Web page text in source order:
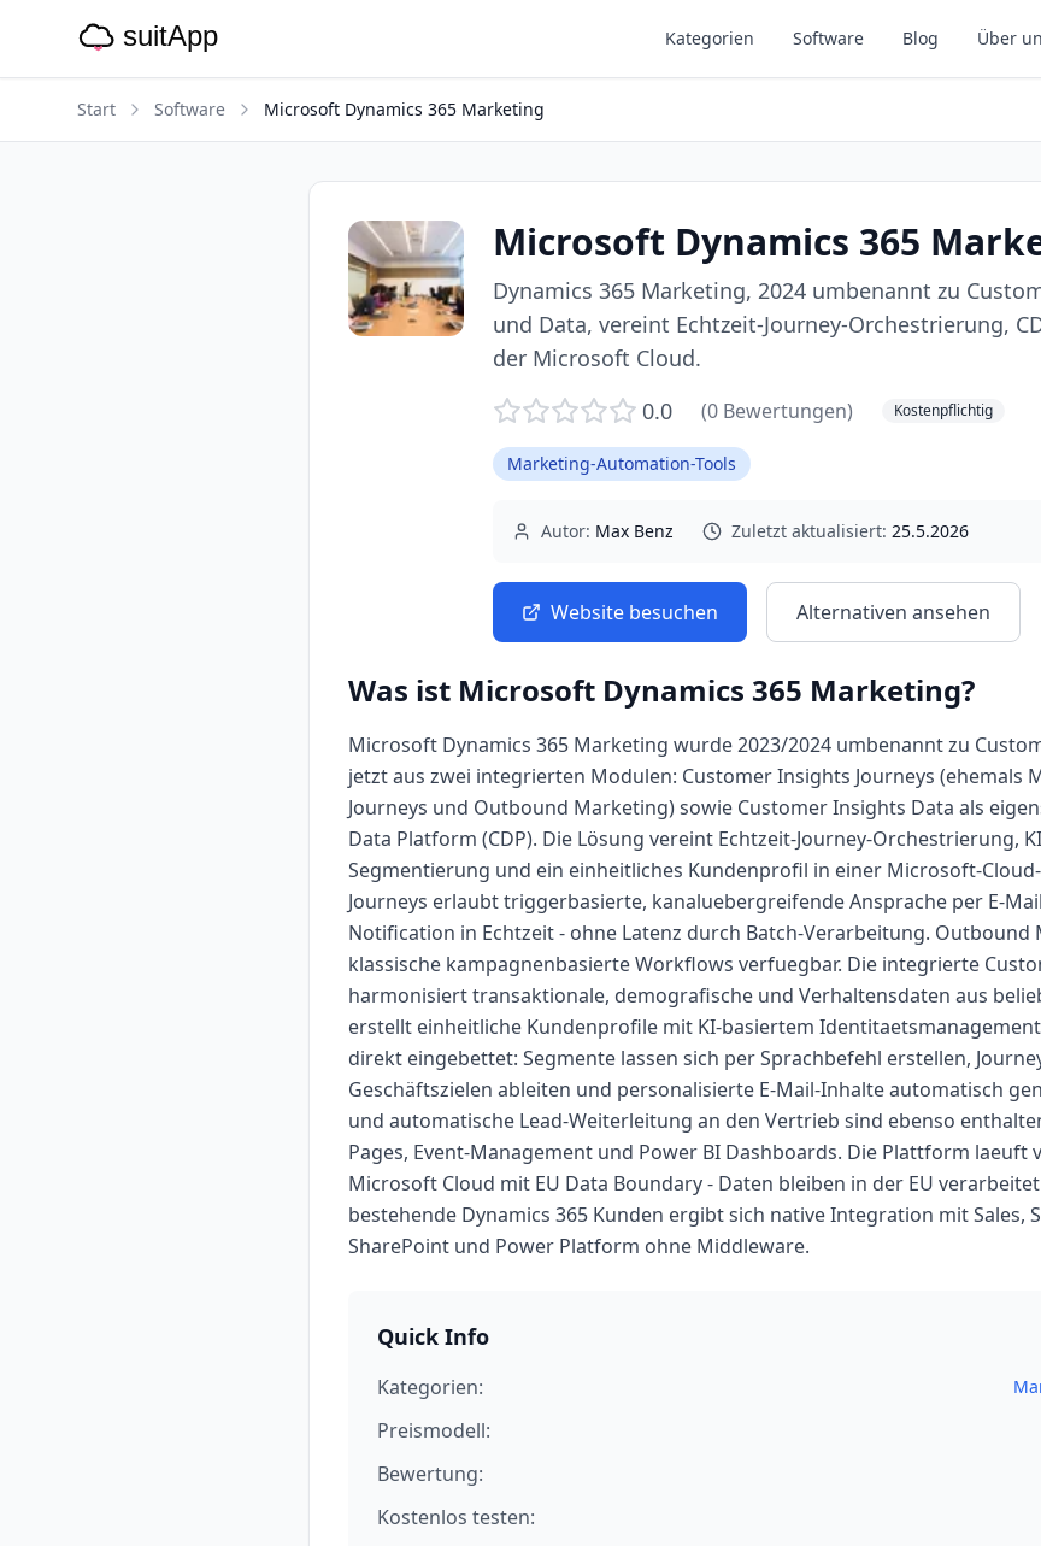
Kategorien Software Blog Über
Start Software Microsoft Dynamics 365 Marketing
Microsoft Dynamics 365
Dynamics 365 Marketing, 2024 umbenannt zu
und Data, vereint Echtzeit-Journey-Orchestrierung,
der Microsoft Cloud.
0.0
(0 Bewertungen) Kostenpflichtig
Marketing-Automation-Tools
Autor: Max Benz Zuletzt aktualisiert: 25.5.2026
Website besuchen Alternativen ansehen
Was ist Microsoft Dynamics 365 Marketing?
Microsoft Dynamics 365 Marketing wurde 2023/2024 umbenannt zu
jetzt aus zwei integrierten Modulen: Customer Insights Journeys (ehemals
Journeys und Outbound Marketing) sowie Customer Insights Data als
Data Platform (CDP). Die Lösung vereint Echtzeit-Journey-Orchestrierung,
Segmentierung und ein einheitliches Kundenprofil in einer Microsoft-
Journeys erlaubt triggerbasierte, kanaluebergreifende Ansprache per E-
Notification in Echtzeit - ohne Latenz durch Batch-Verarbeitung.
klassische kampagnenbasierte Workflows verfuegbar. Die integrierte
harmonisiert transaktionale, demografische und Verhaltensdaten aus
erstellt einheitliche Kundenprofile mit KI-basiertem
direkt eingebettet: Segmente lassen sich per Sprachbefehl erstellen,
Geschäftszielen ableiten und personalisierte E-Mail-Inhalte automatisch
und automatische Lead-Weiterleitung an den Vertrieb sind ebenso
Pages, Event-Management und Power BI Dashboards. Die Plattform laeuft
Microsoft Cloud mit EU Data Boundary - Daten bleiben in der EU
bestehende Dynamics 365 Kunden ergibt sich native Integration mit Sales,
SharePoint und Power Platform ohne Middleware.
Quick Info
Kategorien:
Preismodell:
Bewertung:
Kostenlos testen: